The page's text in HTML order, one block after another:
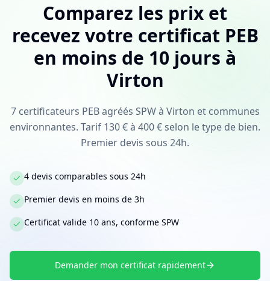
Comparez les prix et
recevez votre certificat PEB
en moins de 10 jours à
Virton
7 certificateurs PEB agréés SPW à Virton et communes
environnantes. Tarif 130 € à 400 € selon le type de bien.
Premier devis sous 24h.
4 devis comparables sous 24h
Premier devis en moins de 3h
Certificat valide 10 ans, conforme SPW
Demander mon certificat rapidement